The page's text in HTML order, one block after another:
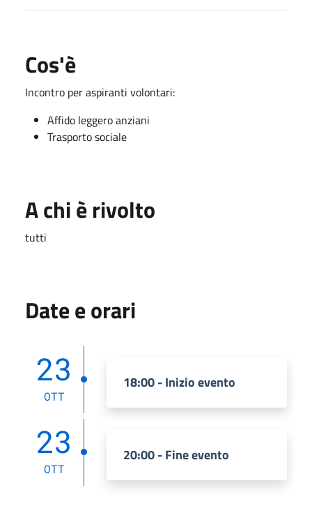
Cos'è
Incontro per aspiranti volontari:
Affido leggero anziani
Trasporto sociale
A chi è rivolto
tutti
Date e orari
23
OTT
18:00 - Inizio evento
23
OTT
20:00 - Fine evento